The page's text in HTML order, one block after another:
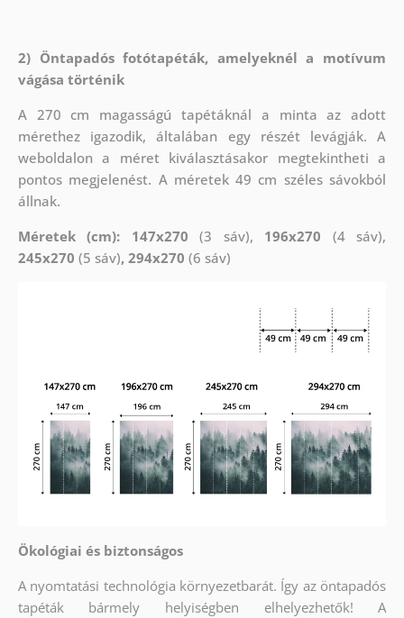
2) Öntapadós fotótapéták, amelyeknél a motívum
vágása történik
A 270 cm magasságú tapétáknál a minta az adott
mérethez igazodik, általában egy részét levágják. A
weboldalon a méret kiválasztásakor megtekintheti a
pontos megjelenést. A méretek 49 cm széles sávokból
állnak.
Méretek (cm): 147x270 (3 sáv), 196x270 (4 sáv),
245x270 (5 sáv), 294x270 (6 sáv)
Ökológiai és biztonságos
A nyomtatási technológia környezetbarát. Így az öntapadós
tapéták bármely helyiségben elhelyezhetők! A